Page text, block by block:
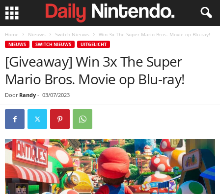
Home Nieuws Switch Nieuws Win 3x The Super Mario Bros. Movie op Blu-ray!
NIEUWS SWITCH NIEUWS UITGELICHT
[Giveaway] Win 3x The Super
Mario Bros. Movie op Blu-ray!
Door Randy - 03/07/2023